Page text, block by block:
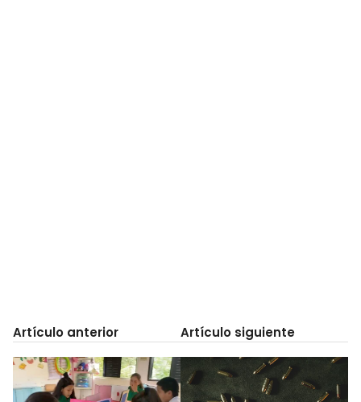
Artículo anterior Artículo siguiente